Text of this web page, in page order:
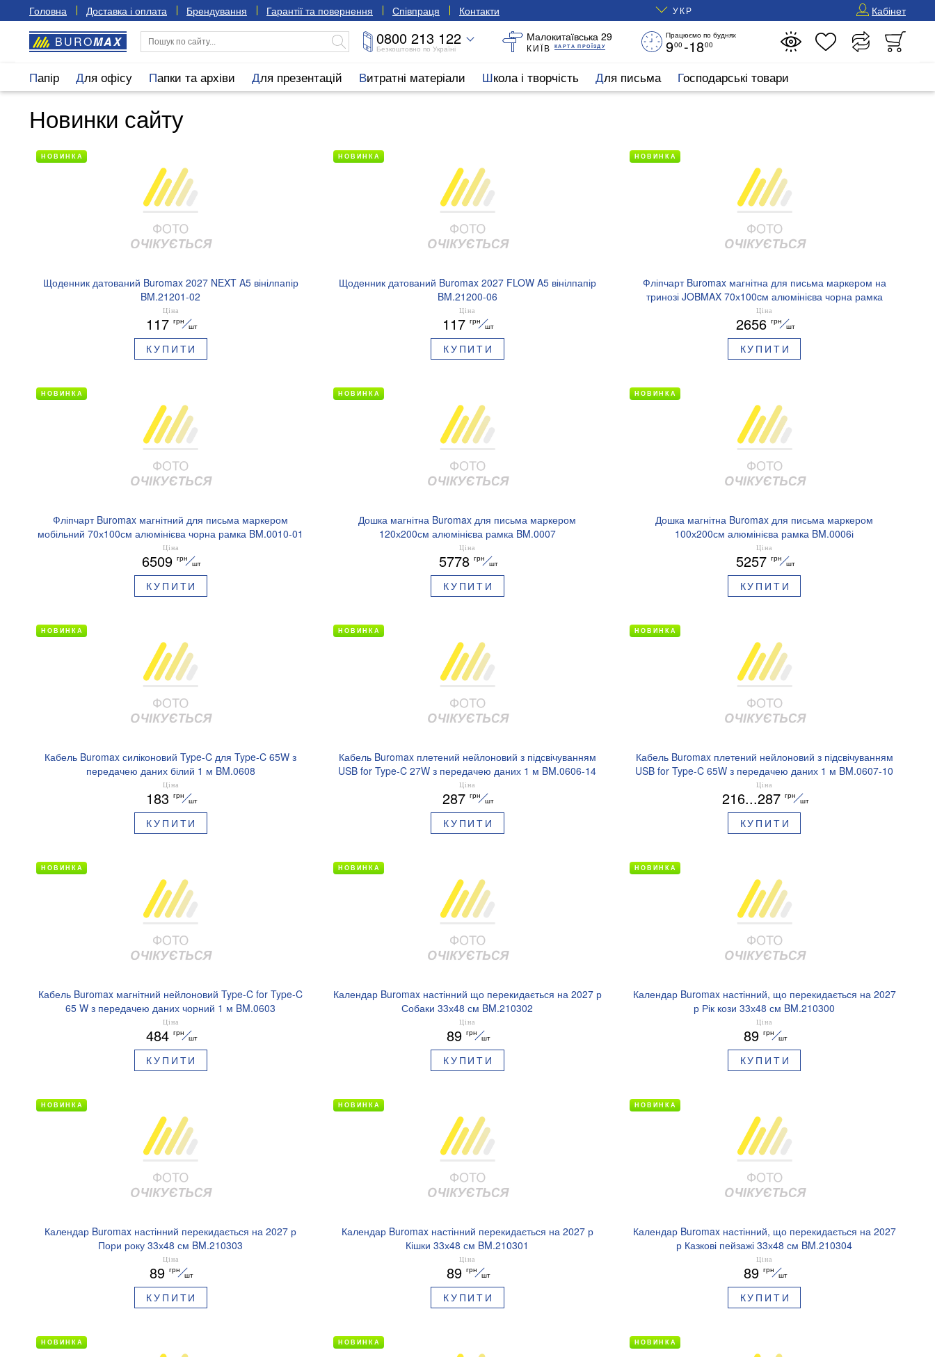
Головна Доставка і оплата Брендування Гарантії та повернення Співпраця Контакти УКР Кабінет
BUROMAX 0800 213 122
Безкоштовно по Україні
Малокитаївська 29
КИЇВ КАРТА ПРОЇЗДУ
Працюємо по буднях
900 -1800
Папір Для офісу Папки та архіви Для презентацій Витратні матеріали Школа і творчість Для письма Господарські товари
Новинки сайту
Щоденник датований Buromax 2027 NEXT A5 вінілпапір
BM.21201-02
Ціна
117 грн
шт
КУПИТИ
НОВИНКА
Щоденник датований Buromax 2027 FLOW A5 вінілпапір
BM.21200-06
Ціна
117 грн
шт
КУПИТИ
НОВИНКА
Фліпчарт Buromax магнітна для письма маркером на
тринозі JOBMAX 70х100cм алюмінієва чорна рамка
BM.0011-01
Ціна
2656 грн
шт
КУПИТИ
НОВИНКА
Фліпчарт Buromax магнітний для письма маркером
мобільний 70х100см алюмінієва чорна рамка BM.0010-01
Ціна
6509 грн
шт
КУПИТИ
НОВИНКА
Дошка магнітна Buromax для письма маркером
120х200см алюмінієва рамка BM.0007
Ціна
5778 грн
шт
КУПИТИ
НОВИНКА
Дошка магнітна Buromax для письма маркером
100х200см алюмінієва рамка BM.0006і
Ціна
5257 грн
шт
КУПИТИ
НОВИНКА
Кабель Buromax силіконовий Type-C для Type-C 65W з
передачею даних білий 1 м BM.0608
Ціна
183 грн
шт
КУПИТИ
НОВИНКА
Кабель Buromax плетений нейлоновий з підсвічуванням
USB for Type-C 27W з передачею даних 1 м BM.0606-14
Ціна
287 грн
шт
КУПИТИ
НОВИНКА
Кабель Buromax плетений нейлоновий з підсвічуванням
USB for Type-C 65W з передачею даних 1 м BM.0607-10
Ціна
216...287 грн
шт
КУПИТИ
НОВИНКА
Кабель Buromax магнітний нейлоновий Type-C for Type-C
65 W з передачею даних чорний 1 м BM.0603
Ціна
484 грн
шт
КУПИТИ
НОВИНКА
Календар Buromax настінний що перекидається на 2027 р
Собаки 33х48 см BM.210302
Ціна
89 грн
шт
КУПИТИ
НОВИНКА
Календар Buromax настінний, що перекидається на 2027
р Рік кози 33х48 см BM.210300
Ціна
89 грн
шт
КУПИТИ
НОВИНКА
Календар Buromax настінний перекидається на 2027 р
Пори року 33х48 см BM.210303
Ціна
89 грн
шт
КУПИТИ
НОВИНКА
Календар Buromax настінний перекидається на 2027 р
Кішки 33х48 см BM.210301
Ціна
89 грн
шт
КУПИТИ
НОВИНКА
Календар Buromax настінний, що перекидається на 2027
р Казкові пейзажі 33х48 см BM.210304
Ціна
89 грн
шт
КУПИТИ
НОВИНКА
НОВИНКА НОВИНКА НОВИНКА